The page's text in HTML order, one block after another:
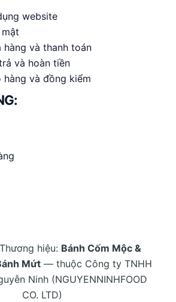
website
hàng và thanh toán
và hoàn tiền
hàng và đồng kiểm
hiệu: Bánh Cốm Mộc &
Mứt— thuộc Công ty TNHH
Ninh (NGUYENNINHFOOD
CO. LTD)